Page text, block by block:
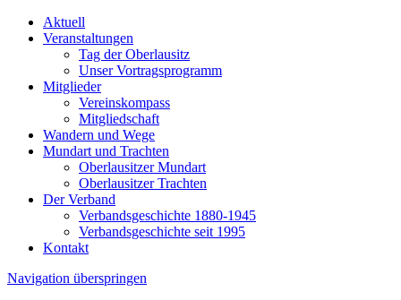
Aktuell
Veranstaltungen
Tag der Oberlausitz
Unser Vortragsprogramm
Mitglieder
Vereinskompass
Mitgliedschaft
Wandern und Wege
Mundart und Trachten
Oberlausitzer Mundart
Oberlausitzer Trachten
Der Verband
Verbandsgeschichte 1880-1945
Verbandsgeschichte seit 1995
Kontakt
Navigation überspringen